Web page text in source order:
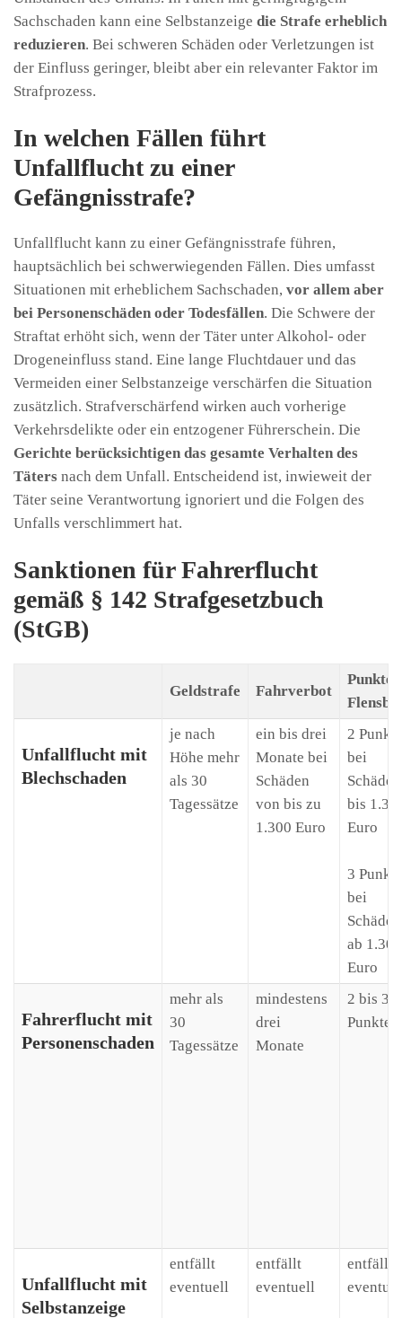
Sachschaden kann eine Selbstanzeige die Strafe erheblich
reduzieren. Bei schweren Schäden oder Verletzungen ist
der Einfluss geringer, bleibt aber ein relevanter Faktor im
Strafprozess.
In welchen Fällen führt
Unfallflucht zu einer
Gefängnisstrafe?
Unfallflucht kann zu einer Gefängnisstrafe führen,
hauptsächlich bei schwerwiegenden Fällen. Dies umfasst
Situationen mit erheblichem Sachschaden, vor allem aber
bei Personenschäden oder Todesfällen. Die Schwere der
Straftat erhöht sich, wenn der Täter unter Alkohol- oder
Drogeneinfluss stand. Eine lange Fluchtdauer und das
Vermeiden einer Selbstanzeige verschärfen die Situation
zusätzlich. Strafverschärfend wirken auch vorherige
Verkehrsdelikte oder ein entzogener Führerschein. Die
Gerichte berücksichtigen das gesamte Verhalten des
Täters nach dem Unfall. Entscheidend ist, inwieweit der
Täter seine Verantwortung ignoriert und die Folgen des
Unfalls verschlimmert hat.
Sanktionen für Fahrerflucht
gemäß § 142 Strafgesetzbuch
(StGB)
Geldstrafe Fahrverbot
Punkte
Unfallflucht mit
Blechschaden
je nach
Höhe mehr
als 30
Tagessätze
ein bis drei
Monate bei
Schäden
von bis zu
1.300 Euro
2 Punkte
bei
Schäden
bis
Euro
3 Punkte
bei
Schäden
ab 1.300
Euro
Fahrerflucht mit
Personenschaden
mehr als
30
Tagessätze
mindestens
drei
Monate
2 bis 3
Punkte
Unfallflucht mit
Selbstanzeige
entfällt
eventuell
entfällt
eventuell
entfällt